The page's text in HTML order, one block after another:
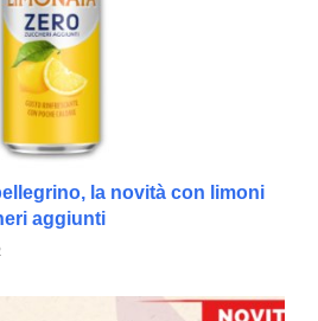
la novità con limoni
aggiunti